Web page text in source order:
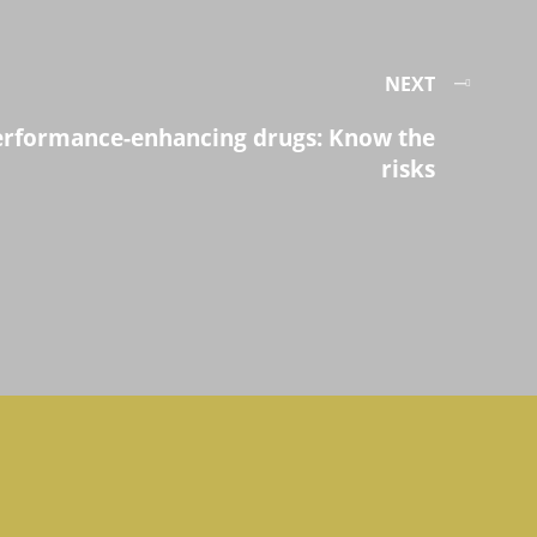
NEXT
enhancing drugs: Know the
risks